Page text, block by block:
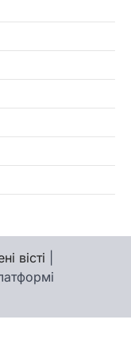
вісті